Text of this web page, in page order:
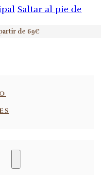
Saltar al pie de
de 69€